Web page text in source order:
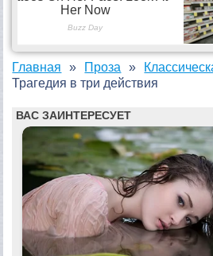
Главная Проза
Трагедия в три действия